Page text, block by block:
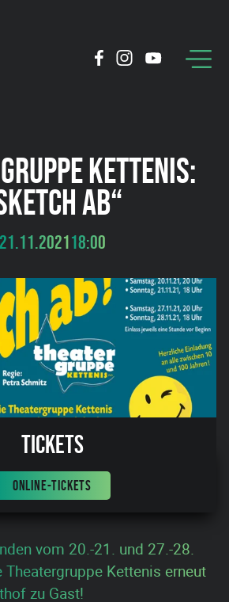
KETTENIS:
AB“
21.11.202118:00
Tickets
ONLINE-TICKETS
vom 20.-21. und 27.-28.
Kettenis erneut
zu Gast!